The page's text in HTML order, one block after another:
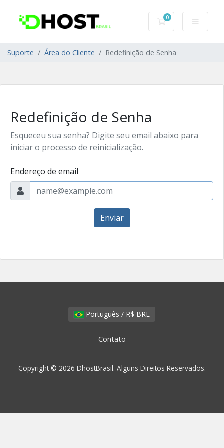
0
Carrinho de
Suporte Área do Cliente Redefinição de Senha
Redefinição de Senha
Esqueceu sua senha? Digite seu email abaixo para
iniciar o processo de reinicialização.
Endereço de email
Enviar
Português / R$ BRL
Contato
Copyright © 2026 DhostBrasil. Alguns Direitos Reservados.